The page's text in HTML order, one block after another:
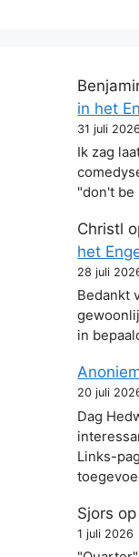
in het
31 juli 2026
Ik zag
"don't
Christl
het
28 juli
Bedankt
in
20 juli
Dag
Links-
Sjors op
1 juli 2026